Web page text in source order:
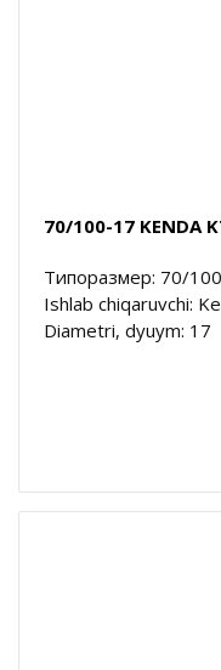
70/100-17 KENDA
Типоразмер: 70/
Ishlab chiqaruvchi:
Diametri, dyuym: 17